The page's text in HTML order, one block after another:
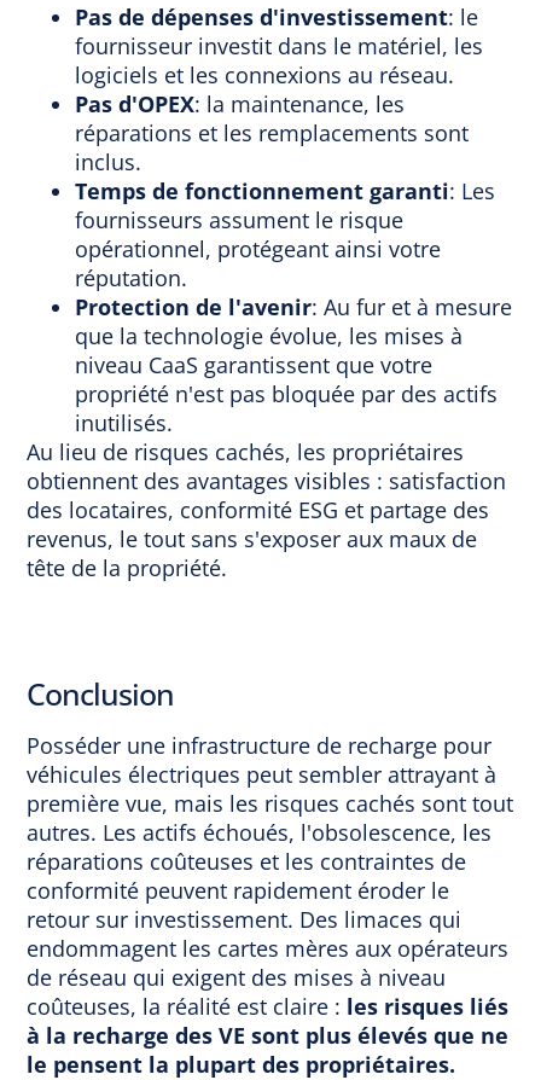
Pas de dépenses d'investissement: le
fournisseur investit dans le matériel, les
logiciels et les connexions au réseau.
Pas d'OPEX: la maintenance, les
réparations et les remplacements sont
inclus.
Temps de fonctionnement garanti: Les
fournisseurs assument le risque
opérationnel, protégeant ainsi votre
réputation.
Protection de l'avenir: Au fur et à mesure
que la technologie évolue, les mises à
niveau CaaS garantissent que votre
propriété n'est pas bloquée par des actifs
inutilisés.
Au lieu de risques cachés, les propriétaires
obtiennent des avantages visibles : satisfaction
des locataires, conformité ESG et partage des
revenus, le tout sans s'exposer aux maux de
tête de la propriété.
Conclusion
Posséder une infrastructure de recharge pour
véhicules électriques peut sembler attrayant à
première vue, mais les risques cachés sont tout
autres. Les actifs échoués, l'obsolescence, les
réparations coûteuses et les contraintes de
conformité peuvent rapidement éroder le
retour sur investissement. Des limaces qui
endommagent les cartes mères aux opérateurs
de réseau qui exigent des mises à niveau
coûteuses, la réalité est claire : les risques liés
à la recharge des VE sont plus élevés que ne
le pensent la plupart des propriétaires.